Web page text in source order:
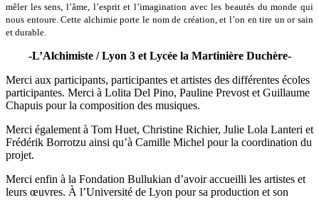
mêler les sens, l’âme, l’esprit et l’imagination avec les beautés du monde qui
nous entoure. Cette alchimie porte le nom de création, et l’on en tire un or sain
et durable.
-L’Alchimiste / Lyon 3 et Lycée la Martinière Duchère-
Merci aux participants, participantes et artistes des différentes écoles
participantes. Merci à Lolita Del Pino, Pauline Prevost et Guillaume
Chapuis pour la composition des musiques.
Merci également à Tom Huet, Christine Richier, Julie Lola Lanteri et
Frédérik Borrotzu ainsi qu’à Camille Michel pour la coordination du
projet.
Merci enfin à la Fondation Bullukian d’avoir accueilli les artistes et
leurs œuvres. À l’Université de Lyon pour sa production et son